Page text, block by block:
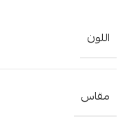
اللون
مقاس